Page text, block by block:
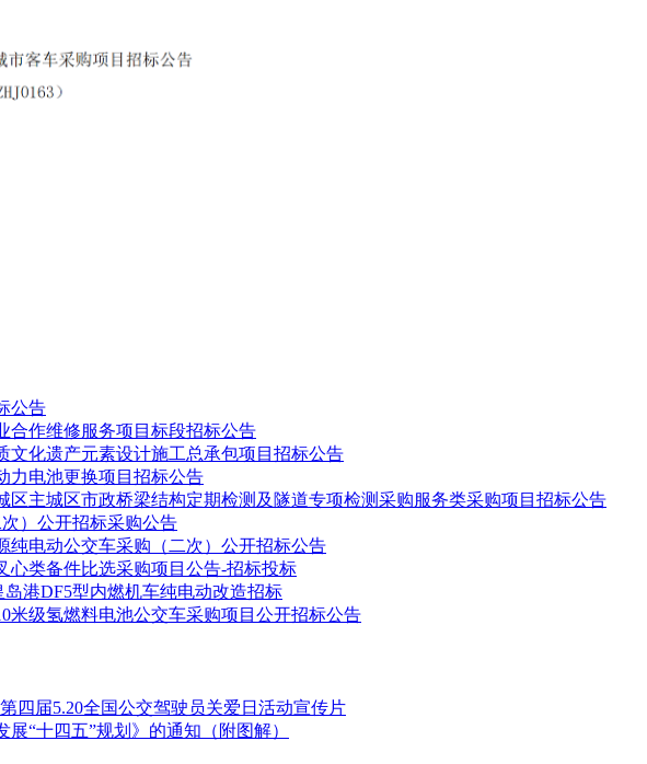
公告
合作维修服务项目标段招标公告
文化遗产元素设计施工总承包项目招标公告
力电池更换项目招标公告
区主城区市政桥梁结构定期检测及隧道专项检测采购服务类采购项目招标公告
）公开招标采购公告
纯电动公交车采购（二次）公开招标公告
心类备件比选采购项目公告-招标投标
港DF5型内燃机车纯电动改造招标
米级氢燃料电池公交车采购项目公开招标公告
四届5.20全国公交驾驶员关爱日活动宣传片
“十四五”规划》的通知（附图解）